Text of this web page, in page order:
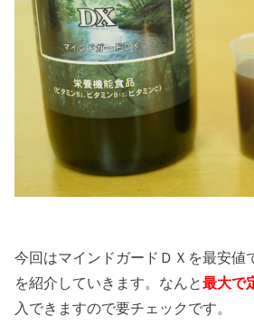
今回はマインドガードＤＸを最安値
を紹介していきます。なんと最大で
入できますので要チェックです。